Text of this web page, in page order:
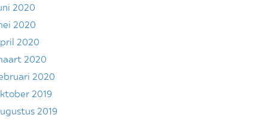
2020
2020
2020
2020
2020
2019
2019